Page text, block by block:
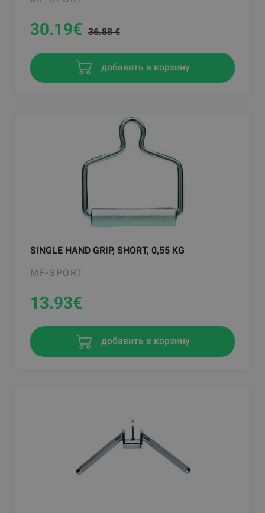
30.19€ 36.88 €
добавить в корзину
SINGLE HAND GRIP, SHORT, 0,55 KG
MF-SPORT
13.93€
добавить в корзину